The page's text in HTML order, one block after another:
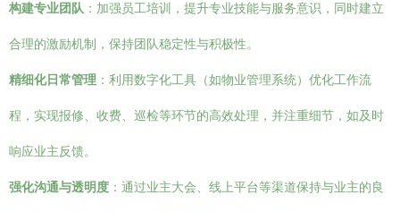
构建专业团队 ：加强员工培训，提升专业技能与服务意识，同时建立
合理的激励机制，保持团队稳定性与积极性。
精细化日常管理 ：利用数字化工具（如物业管理系统）优化工作流
程，实现报修、收费、巡检等环节的高效处理，并注重细节，如及时
响应业主反馈。
强化沟通与透明度 ：通过业主大会、线上平台等渠道保持与业主的良